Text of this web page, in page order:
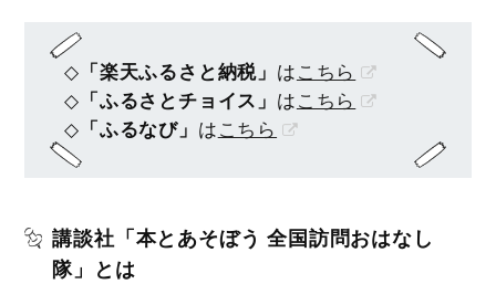
◇ 「楽天ふるさと納税」 はこちら
◇ 「ふるさとチョイス」 はこちら
◇ 「ふるなび」 はこちら
講談社「本とあそぼう 全国訪問おはなし
隊」とは